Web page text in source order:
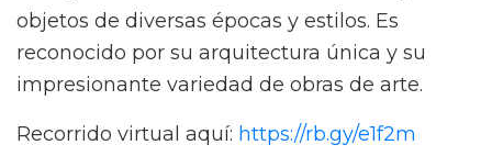
objetos de diversas épocas y estilos. Es
reconocido por su arquitectura única y su
impresionante variedad de obras de arte.
Recorrido virtual aquí: https://rb.gy/e1f2m